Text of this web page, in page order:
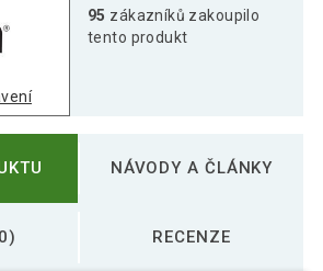
police Volato, 80 cm,
524 Kč
police Volato, 90 cm,
95 zákazníků zakoupilo
tento produkt
NÁVODY A ČLÁNKY
RECENZE